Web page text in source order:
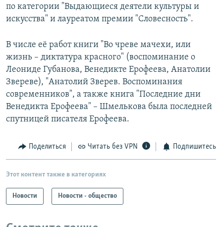
по категории "Выдающиеся деятели культуры и
искусства" и лауреатом премии "Словесность".
В числе её работ книги "Во чреве мачехи, или
жизнь – диктатура красного" (воспоминание о
Леониде Губанова, Венедикте Ерофеева, Анатолии
Звереве), "Анатолий Зверев. Воспоминания
современников", а также книга "Последние дни
Венедикта Ерофеева" – Шмелькова была последней
спутницей писателя Ерофеева.
Поделиться Читать без VPN Подпишитесь
Этот контент также в категориях
Новости Новости - общество